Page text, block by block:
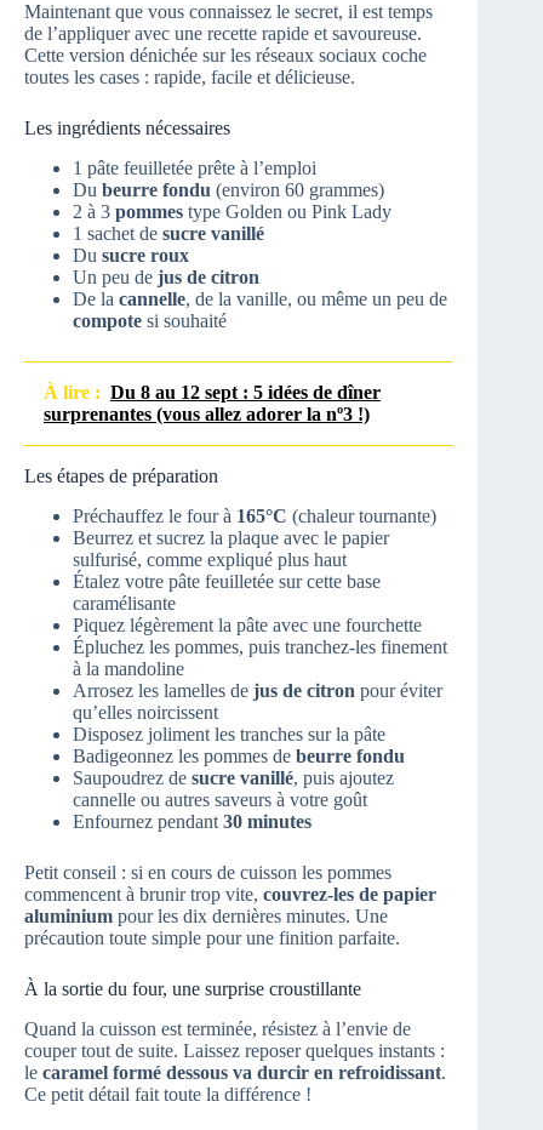
Maintenant que vous connaissez le secret, il est temps
de l’appliquer avec une recette rapide et savoureuse.
Cette version dénichée sur les réseaux sociaux coche
toutes les cases : rapide, facile et délicieuse.
Les ingrédients nécessaires
1 pâte feuilletée prête à l’emploi
Du beurre fondu (environ 60 grammes)
2 à 3 pommes type Golden ou Pink Lady
1 sachet de sucre vanillé
Du sucre roux
Un peu de jus de citron
De la cannelle, de la vanille, ou même un peu de
compote si souhaité
À lire : Du 8 au 12 sept : 5 idées de dîner
surprenantes (vous allez adorer la nº3 !)
Les étapes de préparation
Préchauffez le four à 165°C (chaleur tournante)
Beurrez et sucrez la plaque avec le papier
sulfurisé, comme expliqué plus haut
Étalez votre pâte feuilletée sur cette base
caramélisante
Piquez légèrement la pâte avec une fourchette
Épluchez les pommes, puis tranchez-les finement
à la mandoline
Arrosez les lamelles de jus de citron pour éviter
qu’elles noircissent
Disposez joliment les tranches sur la pâte
Badigeonnez les pommes de beurre fondu
Saupoudrez de sucre vanillé, puis ajoutez
cannelle ou autres saveurs à votre goût
Enfournez pendant 30 minutes
Petit conseil : si en cours de cuisson les pommes
commencent à brunir trop vite, couvrez-les de papier
aluminium pour les dix dernières minutes. Une
précaution toute simple pour une finition parfaite.
À la sortie du four, une surprise croustillante
Quand la cuisson est terminée, résistez à l’envie de
couper tout de suite. Laissez reposer quelques instants :
le caramel formé dessous va durcir en refroidissant.
Ce petit détail fait toute la différence !